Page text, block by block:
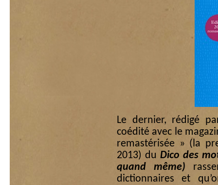
Le dernier, rédigé
coédité avec le
remastérisée » (la
2013) du Dico des
quand même)
dictionnaires et